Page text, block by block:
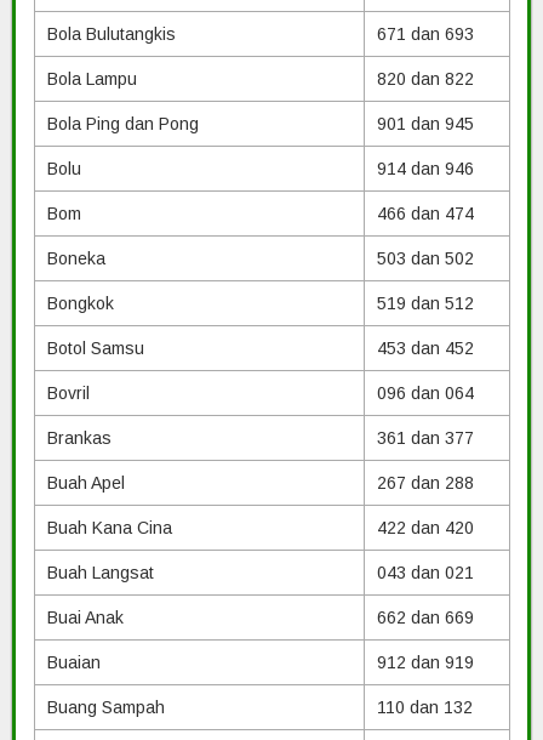
Bola Bulutangkis 671 dan 693
Bola Lampu 820 dan 822
Bola Ping dan Pong 901 dan 945
Bolu 914 dan 946
Bom 466 dan 474
Boneka 503 dan 502
Bongkok 519 dan 512
Botol Samsu 453 dan 452
Bovril 096 dan 064
Brankas 361 dan 377
Buah Apel 267 dan 288
Buah Kana Cina 422 dan 420
Buah Langsat 043 dan 021
Buai Anak 662 dan 669
Buaian 912 dan 919
Buang Sampah 110 dan 132